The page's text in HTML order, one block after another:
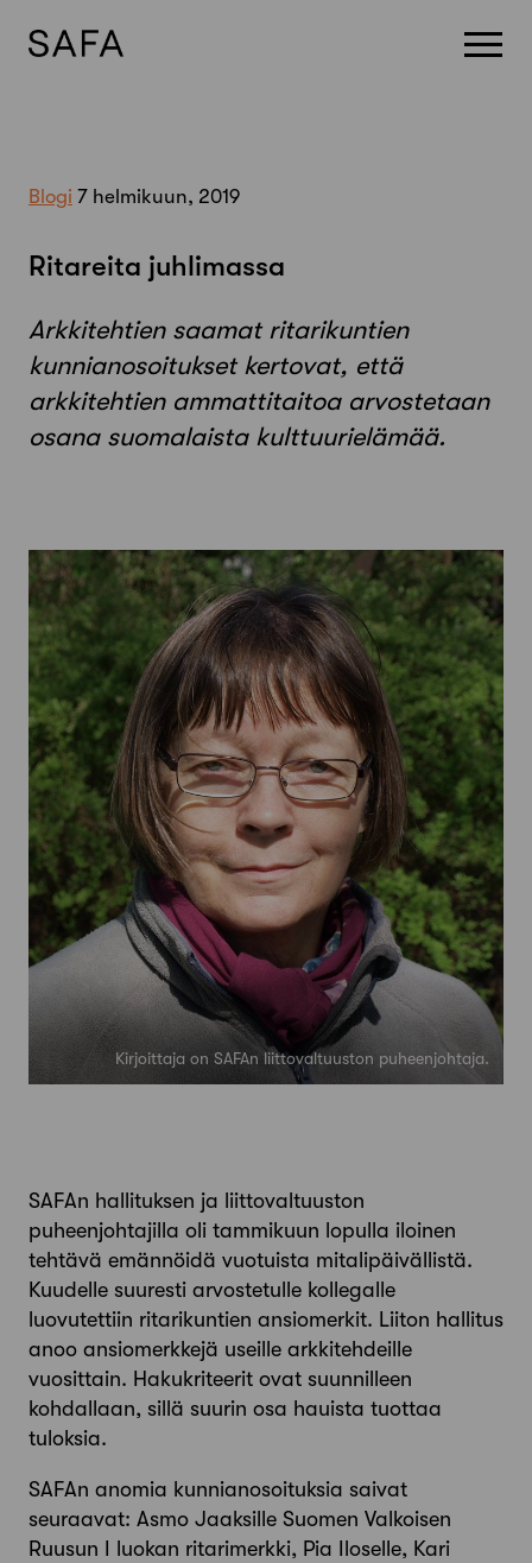
Blogi 7 helmikuun, 2019
Ritareita juhlimassa
Arkkitehtien saamat ritarikuntien
kunnianosoitukset kertovat, että
arkkitehtien ammattitaitoa arvostetaan
osana suomalaista kulttuurielämää.
Kirjoittaja on SAFAn liittovaltuuston puheenjohtaja.
SAFAn hallituksen ja liittovaltuuston
puheenjohtajilla oli tammikuun lopulla iloinen
tehtävä emännöidä vuotuista mitalipäivällistä.
Kuudelle suuresti arvostetulle kollegalle
luovutettiin ritarikuntien ansiomerkit. Liiton hallitus
anoo ansiomerkkejä useille arkkitehdeille
vuosittain. Hakukriteerit ovat suunnilleen
kohdallaan, sillä suurin osa hauista tuottaa
tuloksia.
SAFAn anomia kunnianosoituksia saivat
seuraavat: Asmo Jaaksille Suomen Valkoisen
Ruusun I luokan ritarimerkki, Pia Iloselle, Kari